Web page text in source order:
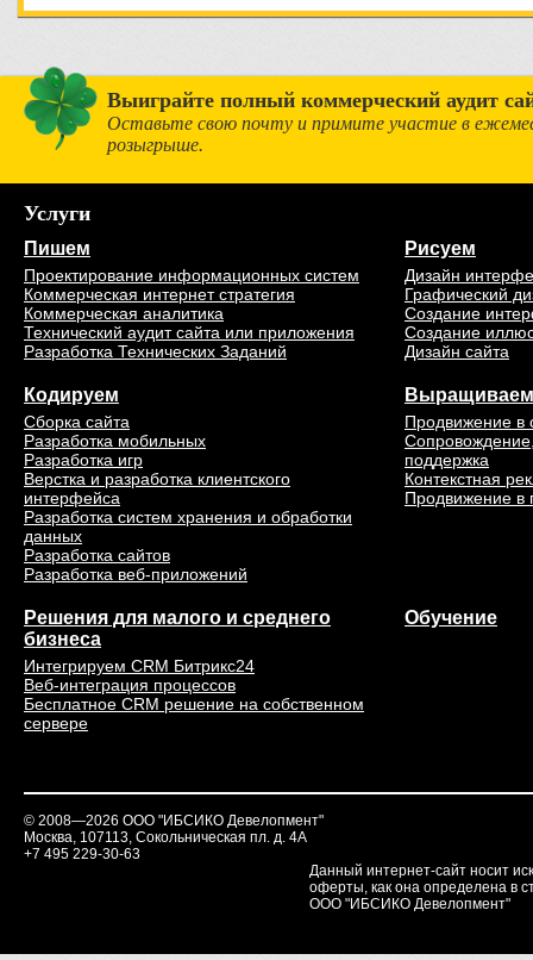
Выиграйте полный коммерческий аудит
Оставьте свою почту и примите участие в
розыгрыше.
Услуги
Пишем
Проектирование информационных систем
Коммерческая интернет стратегия
Коммерческая аналитика
Технический аудит сайта или приложения
Разработка Технических Заданий
Рисуем
Дизайн
Графический
Создание
Создание
Дизайн сайта
Кодируем
Сборка сайта
Разработка мобильных
Разработка игр
Верстка и разработка клиентского
интерфейса
Разработка систем хранения и обработки
данных
Разработка сайтов
Разработка веб-приложений
Выращиваем
Продвижение в
поддержка
Контекстная
Продвижение в
Решения для малого и среднего
бизнеса
Интегрируем CRM Битрикс24
Веб-интеграция процессов
Бесплатное CRM решение на собственном
сервере
Обучение
© 2008—2026 ООО "ИБСИКО Девелопмент"
Москва, 107113, Сокольническая пл. д. 4А
+7 495 229-30-63
Данный интернет-сайт носит
оферты, как она определена в
ООО "ИБСИКО Девелопмент"